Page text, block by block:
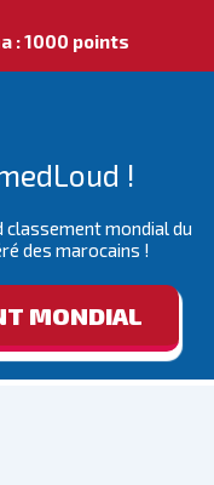
: 1000 points
!
classement mondial du
des marocains !
MONDIAL